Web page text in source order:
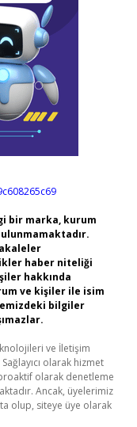
bir marka, kurum
haber niteliği
hakkında
ve kişiler ile isim
bilgiler
ve İletişim
olarak hizmet
olarak denetleme
Ancak, üyelerimiz
olup, siteye üye olarak